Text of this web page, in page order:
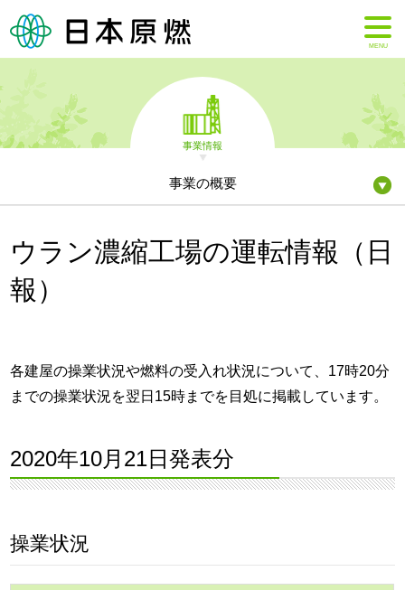
MENU
事業情報
事業の概要
ウラン濃縮工場の運転情報（日
報）
各建屋の操業状況や燃料の受入れ状況について、17時20分
までの操業状況を翌日15時までを目処に掲載しています。
2020年10月21日発表分
操業状況